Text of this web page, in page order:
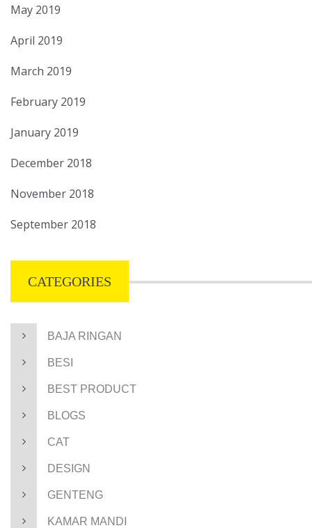
May 2019
April 2019
March 2019
February 2019
January 2019
December 2018
November 2018
September 2018
CATEGORIES
BAJA RINGAN
BESI
BEST PRODUCT
BLOGS
CAT
DESIGN
GENTENG
KAMAR MANDI